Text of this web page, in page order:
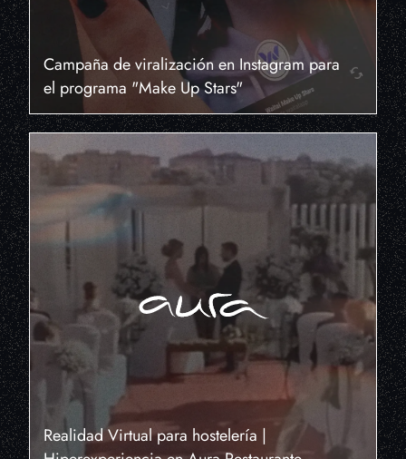
Campaña de viralización en Instagram para
el programa "Make Up Stars"
Realidad Virtual para hostelería |